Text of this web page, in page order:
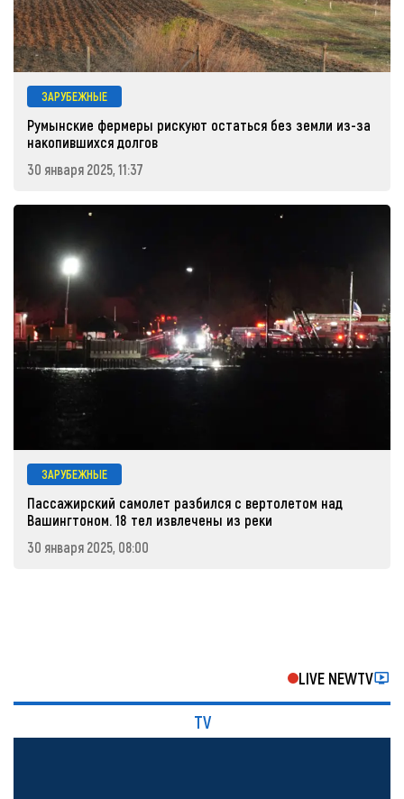
ЗАРУБЕЖНЫЕ
Румынские фермеры рискуют остаться без земли из-за
накопившихся долгов
30 января 2025, 11:37
ЗАРУБЕЖНЫЕ
Пассажирский самолет разбился с вертолетом над
Вашингтоном. 18 тел извлечены из реки
30 января 2025, 08:00
LIVE NEWTV
TV